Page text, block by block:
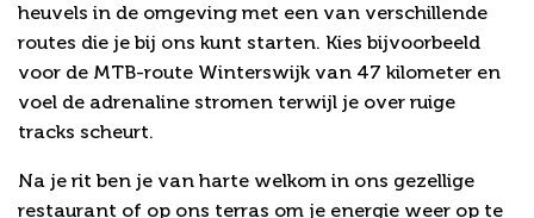
heuvels in de omgeving met een van verschillende
routes die je bij ons kunt starten. Kies bijvoorbeeld
voor de MTB-route Winterswijk van 47 kilometer en
voel de adrenaline stromen terwijl je over ruige
tracks scheurt.
Na je rit ben je van harte welkom in ons gezellige
restaurant of op ons terras om je energie weer op te